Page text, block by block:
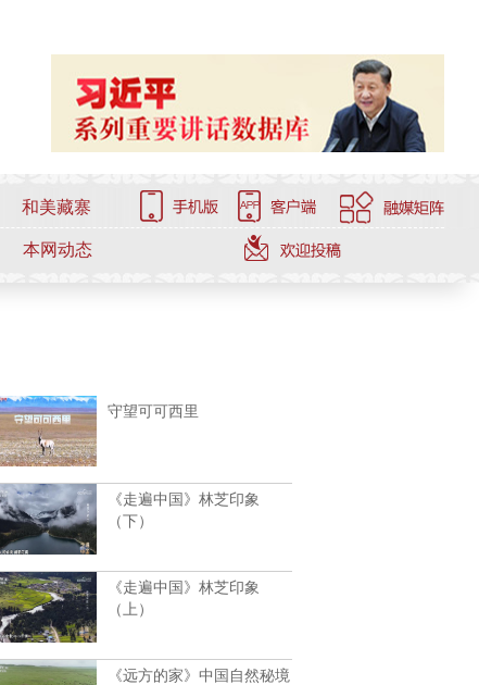
和美藏寨
本网动态
守望可可西里
《走遍中国》林芝印象
（下）
《走遍中国》林芝印象
（上）
《远方的家》中国自然秘境